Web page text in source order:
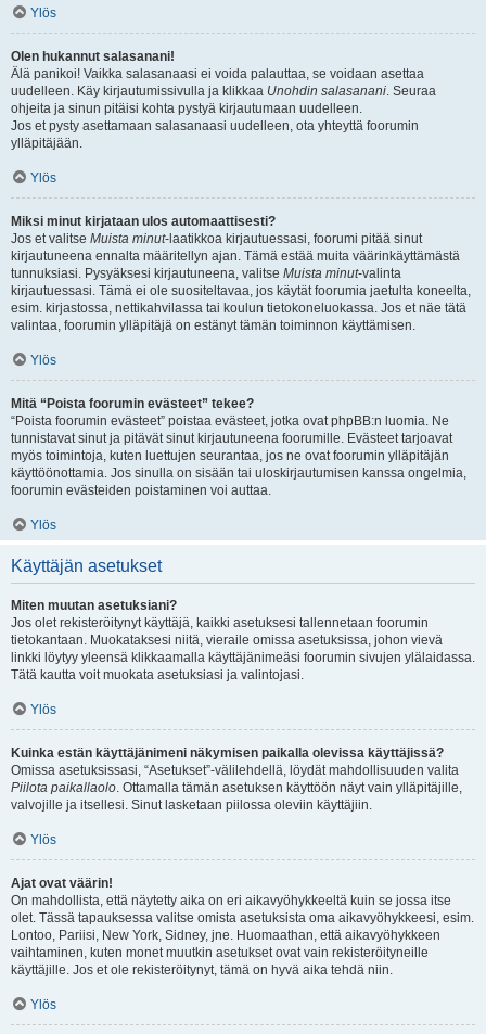
Ylös
Olen hukannut salasanani!
Älä panikoi! Vaikka salasanaasi ei voida palauttaa, se voidaan asettaa
uudelleen. Käy kirjautumissivulla ja klikkaa Unohdin salasanani. Seuraa
ohjeita ja sinun pitäisi kohta pystyä kirjautumaan uudelleen.
Jos et pysty asettamaan salasanaasi uudelleen, ota yhteyttä foorumin
ylläpitäjään.
Ylös
Miksi minut kirjataan ulos automaattisesti?
Jos et valitse Muista minut-laatikkoa kirjautuessasi, foorumi pitää sinut
kirjautuneena ennalta määritellyn ajan. Tämä estää muita väärinkäyttämästä
tunnuksiasi. Pysyäksesi kirjautuneena, valitse Muista minut-valinta
kirjautuessasi. Tämä ei ole suositeltavaa, jos käytät foorumia jaetulta koneelta,
esim. kirjastossa, nettikahvilassa tai koulun tietokoneluokassa. Jos et näe tätä
valintaa, foorumin ylläpitäjä on estänyt tämän toiminnon käyttämisen.
Ylös
Mitä “Poista foorumin evästeet” tekee?
“Poista foorumin evästeet” poistaa evästeet, jotka ovat phpBB:n luomia. Ne
tunnistavat sinut ja pitävät sinut kirjautuneena foorumille. Evästeet tarjoavat
myös toimintoja, kuten luettujen seurantaa, jos ne ovat foorumin ylläpitäjän
käyttöönottamia. Jos sinulla on sisään tai uloskirjautumisen kanssa ongelmia,
foorumin evästeiden poistaminen voi auttaa.
Ylös
Käyttäjän asetukset
Miten muutan asetuksiani?
Jos olet rekisteröitynyt käyttäjä, kaikki asetuksesi tallennetaan foorumin
tietokantaan. Muokataksesi niitä, vieraile omissa asetuksissa, johon vievä
linkki löytyy yleensä klikkaamalla käyttäjänimeäsi foorumin sivujen ylälaidassa.
Tätä kautta voit muokata asetuksiasi ja valintojasi.
Ylös
Kuinka estän käyttäjänimeni näkymisen paikalla olevissa käyttäjissä?
Omissa asetuksissasi, “Asetukset”-välilehdellä, löydät mahdollisuuden valita
Piilota paikallaolo. Ottamalla tämän asetuksen käyttöön näyt vain ylläpitäjille,
valvojille ja itsellesi. Sinut lasketaan piilossa oleviin käyttäjiin.
Ylös
Ajat ovat väärin!
On mahdollista, että näytetty aika on eri aikavyöhykkeeltä kuin se jossa itse
olet. Tässä tapauksessa valitse omista asetuksista oma aikavyöhykkeesi, esim.
Lontoo, Pariisi, New York, Sidney, jne. Huomaathan, että aikavyöhykkeen
vaihtaminen, kuten monet muutkin asetukset ovat vain rekisteröityneille
käyttäjille. Jos et ole rekisteröitynyt, tämä on hyvä aika tehdä niin.
Ylös